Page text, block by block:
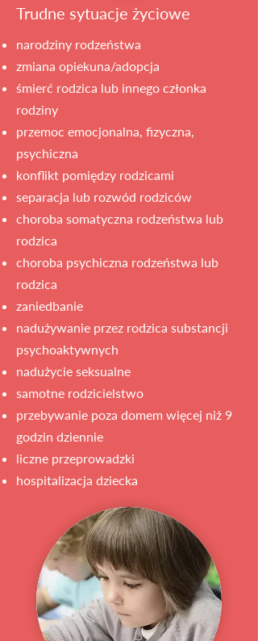
Trudne sytuacje życiowe
narodziny rodzeństwa
zmiana opiekuna/adopcja
śmierć rodzica lub innego członka
rodziny
przemoc emocjonalna, fizyczna,
psychiczna
konflikt pomiędzy rodzicami
separacja lub rozwód rodziców
choroba somatyczna rodzeństwa lub
rodzica
choroba psychiczna rodzeństwa lub
rodzica
zaniedbanie
nadużywanie przez rodzica substancji
psychoaktywnych
nadużycie seksualne
samotne rodzicielstwo
przebywanie poza domem więcej niż 9
godzin dziennie
liczne przeprowadzki
hospitalizacja dziecka